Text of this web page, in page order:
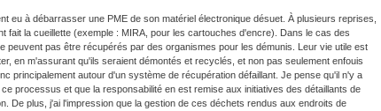
eu à débarrasser une PME de son matériel électronique désuet. À plusieurs reprises,
fait la cueillette (exemple : MIRA, pour les cartouches d'encre). Dans le cas des
peuvent pas être récupérés par des organismes pour les démunis. Leur vie utile est
en m'assurant qu'ils seraient démontés et recyclés, et non pas seulement enfouis
principalement autour d'un système de récupération défaillant. Je pense qu'il n'y a
processus et que la responsabilité en est remise aux initiatives des détaillants de
De plus, j'ai l'impression que la gestion de ces déchets rendus aux endroits de